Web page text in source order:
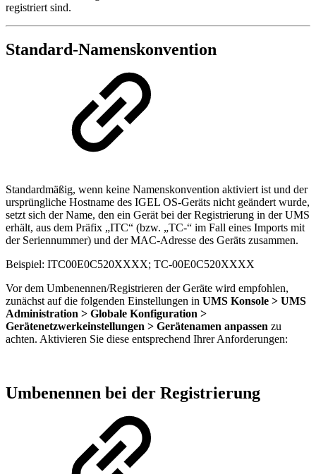
registriert sind.
Standard-Namenskonvention
Standardmäßig, wenn keine Namenskonvention aktiviert ist und der
ursprüngliche Hostname des IGEL OS-Geräts nicht geändert wurde,
setzt sich der Name, den ein Gerät bei der Registrierung in der UMS
erhält, aus dem Präfix „ITC“ (bzw. „TC-“ im Fall eines Imports mit
der Seriennummer) und der MAC-Adresse des Geräts zusammen.
Beispiel: ITC00E0C520XXXX; TC-00E0C520XXXX
Vor dem Umbenennen/Registrieren der Geräte wird empfohlen,
zunächst auf die folgenden Einstellungen in UMS Konsole > UMS
Administration > Globale Konfiguration >
Gerätenetzwerkeinstellungen > Gerätenamen anpassen zu
achten. Aktivieren Sie diese entsprechend Ihrer Anforderungen:
Umbenennen bei der Registrierung